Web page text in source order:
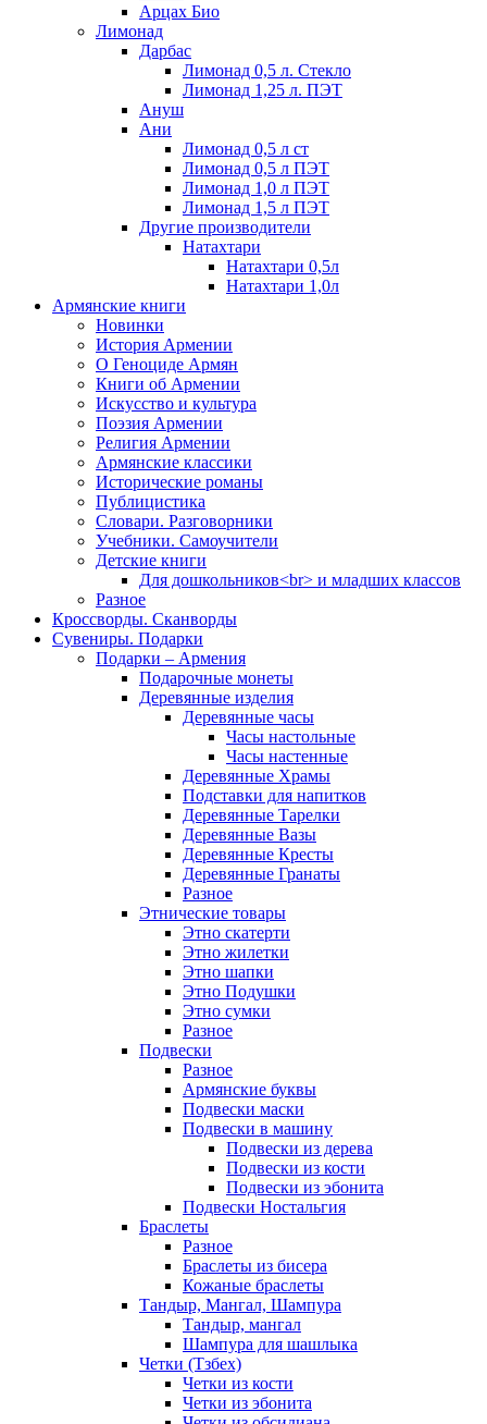
Арцах Био
Лимонад
Дарбас
Лимонад 0,5 л. Стекло
Лимонад 1,25 л. ПЭТ
Ануш
Ани
Лимонад 0,5 л ст
Лимонад 0,5 л ПЭТ
Лимонад 1,0 л ПЭТ
Лимонад 1,5 л ПЭТ
Другие производители
Натахтари
Натахтари 0,5л
Натахтари 1,0л
Армянские книги
Новинки
История Армении
О Геноциде Армян
Книги об Армении
Иcкусство и культура
Поэзия Армении
Религия Армении
Армянские классики
Исторические романы
Публицистика
Словари. Разговорники
Учебники. Самоучители
Детские книги
Для дошкольников<br> и младших классов
Разное
Кроссворды. Сканворды
Сувениры. Подарки
Подарки – Армения
Подарочные монеты
Деревянные изделия
Деревянные часы
Часы настольные
Часы настенные
Деревянные Храмы
Подставки для напитков
Деревянные Тарелки
Деревянные Вазы
Деревянные Кресты
Деревянные Гранаты
Разное
Этнические товары
Этно скатерти
Этно жилетки
Этно шапки
Этно Подушки
Этно сумки
Разное
Подвески
Разное
Армянские буквы
Подвески маски
Подвески в машину
Подвески из дерева
Подвески из кости
Подвески из эбонита
Подвески Ностальгия
Браслеты
Разное
Браслеты из бисера
Кожаные браслеты
Тандыр, Мангал, Шампура
Тандыр, мангал
Шампура для шашлыка
Четки (Тзбех)
Четки из кости
Четки из эбонита